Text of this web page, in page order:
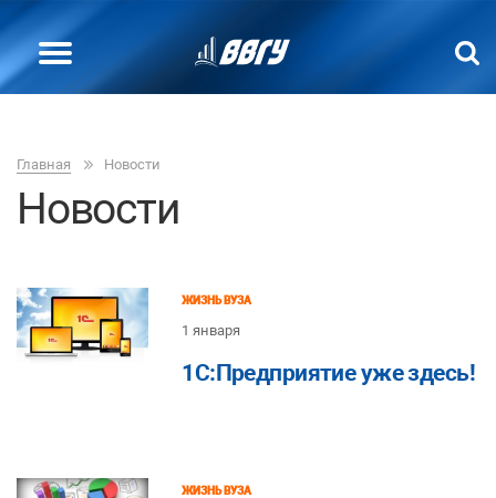
Главная Новости
Новости
ЖИЗНЬ ВУЗА
1 января
1C:Предприятие уже здесь!
ЖИЗНЬ ВУЗА